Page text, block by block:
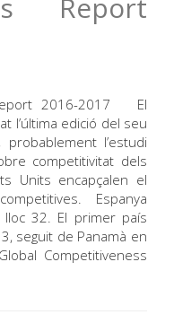
2016-2017 El
l’última edició del seu
l’estudi
competitivitat dels
Units encapçalen el
Espanya
32. El primer país
seguit de Panamà en
Competitiveness